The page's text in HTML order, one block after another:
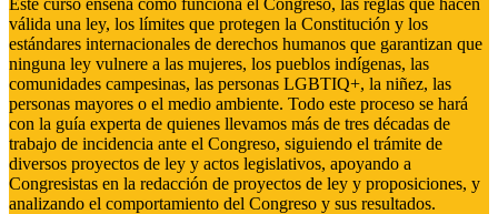
Este curso enseña cómo funciona el Congreso, las reglas que hacen
válida una ley, los límites que protegen la Constitución y los
estándares internacionales de derechos humanos que garantizan que
ninguna ley vulnere a las mujeres, los pueblos indígenas, las
comunidades campesinas, las personas LGBTIQ+, la niñez, las
personas mayores o el medio ambiente. Todo este proceso se hará
con la guía experta de quienes llevamos más de tres décadas de
trabajo de incidencia ante el Congreso, siguiendo el trámite de
diversos proyectos de ley y actos legislativos, apoyando a
Congresistas en la redacción de proyectos de ley y proposiciones, y
analizando el comportamiento del Congreso y sus resultados.